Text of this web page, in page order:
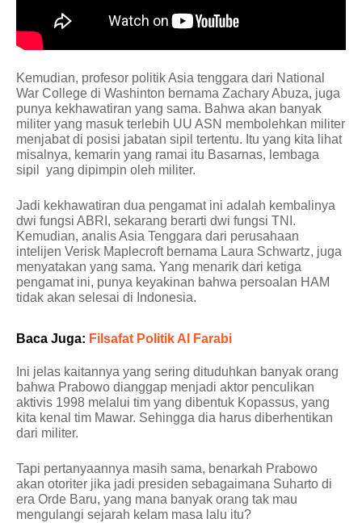
Kemudian, profesor politik Asia tenggara dari National
War College di Washinton bernama Zachary Abuza, juga
punya kekhawatiran yang sama. Bahwa akan banyak
militer yang masuk terlebih UU ASN membolehkan militer
menjabat di posisi jabatan sipil tertentu. Itu yang kita lihat
misalnya, kemarin yang ramai itu Basarnas, lembaga
sipil
yang dipimpin oleh militer.
Jadi kekhawatiran dua pengamat ini adalah kembalinya
dwi fungsi ABRI, sekarang berarti dwi fungsi TNI.
Kemudian, analis Asia Tenggara dari perusahaan
intelijen Verisk Maplecroft bernama Laura Schwartz, juga
menyatakan yang sama. Yang menarik dari ketiga
pengamat ini, punya keyakinan bahwa persoalan HAM
tidak akan selesai di Indonesia.
Baca Juga: Filsafat Politik Al Farabi
Ini jelas kaitannya yang sering dituduhkan banyak orang
bahwa Prabowo dianggap menjadi aktor penculikan
aktivis 1998 melalui tim yang dibentuk Kopassus, yang
kita kenal tim Mawar. Sehingga dia harus diberhentikan
dari militer.
Tapi pertanyaannya masih sama, benarkah Prabowo
akan otoriter jika jadi presiden sebagaimana Suharto di
era Orde Baru, yang mana banyak orang tak mau
mengulangi sejarah kelam masa lalu itu?